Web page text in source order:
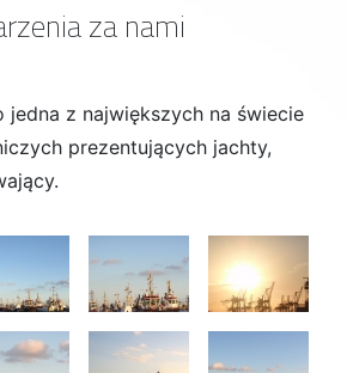
za nami
jedna z największych na świecie
prezentujących jachty,